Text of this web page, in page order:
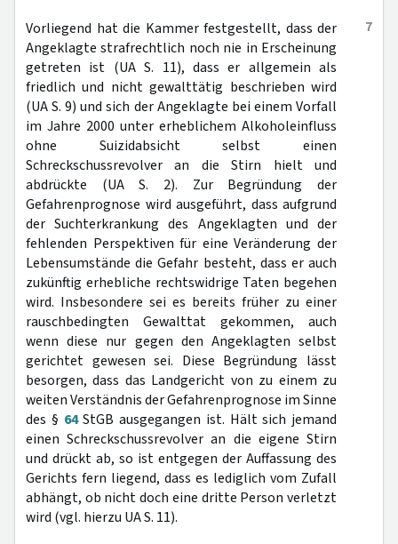
7
Vorliegend hat die Kammer festgestellt, dass der
Angeklagte strafrechtlich noch nie in Erscheinung
getreten ist (UA S. 11), dass er allgemein als
friedlich und nicht gewalttätig beschrieben wird
(UA S. 9) und sich der Angeklagte bei einem Vorfall
im Jahre 2000 unter erheblichem Alkoholeinfluss
ohne Suizidabsicht selbst einen
Schreckschussrevolver an die Stirn hielt und
abdrückte (UA S. 2). Zur Begründung der
Gefahrenprognose wird ausgeführt, dass aufgrund
der Suchterkrankung des Angeklagten und der
fehlenden Perspektiven für eine Veränderung der
Lebensumstände die Gefahr besteht, dass er auch
zukünftig erhebliche rechtswidrige Taten begehen
wird. Insbesondere sei es bereits früher zu einer
rauschbedingten Gewalttat gekommen, auch
wenn diese nur gegen den Angeklagten selbst
gerichtet gewesen sei. Diese Begründung lässt
besorgen, dass das Landgericht von zu einem zu
weiten Verständnis der Gefahrenprognose im Sinne
des § 64StGB ausgegangen ist. Hält sich jemand
einen Schreckschussrevolver an die eigene Stirn
und drückt ab, so ist entgegen der Auffassung des
Gerichts fern liegend, dass es lediglich vom Zufall
abhängt, ob nicht doch eine dritte Person verletzt
wird (vgl. hierzu UA S. 11).